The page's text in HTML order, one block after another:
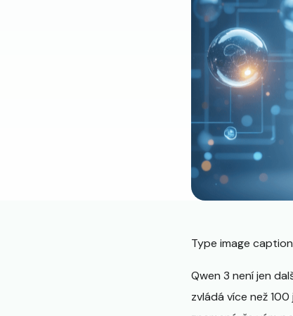
Type image
Qwen 3 není jen
zvládá více než